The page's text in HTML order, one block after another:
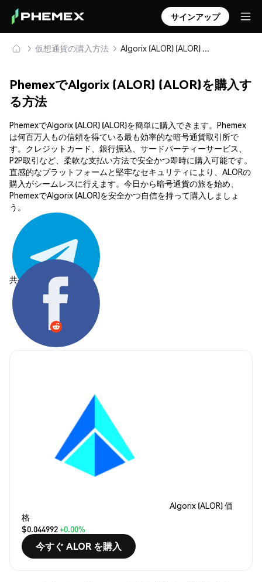
サインアップ
仮想通貨の購入方法 Algorix (ALOR) (ALOR) を安全に購入・保管
PhemexでAlgorix (ALOR) (ALOR)を購入す
る方法
PhemexでAlgorix (ALOR) (ALOR)を簡単に購入できます。Phemex
は何百万人もの信頼を得ている最も効率的な暗号通貨取引所で
す。クレジットカード、銀行振込、サードパーティーサービス、
P2P取引など、柔軟な支払い方法で安全かつ即時に購入可能です。
直感的なプラットフォームと堅牢なセキュリティにより、ALORの
購入がシームレスに行えます。今日から暗号通貨の旅を始め、
PhemexでAlgorix (ALOR)を安全かつ自信を持って購入しましょ
う。
共有する:
Algorix (ALOR) 価
格
$0.044992+0.00%
今すぐ ALOR を購入